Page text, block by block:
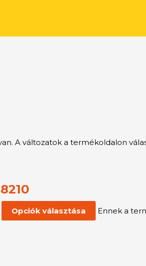
A változatok a termékoldalon
Opciók választása
Ennek a